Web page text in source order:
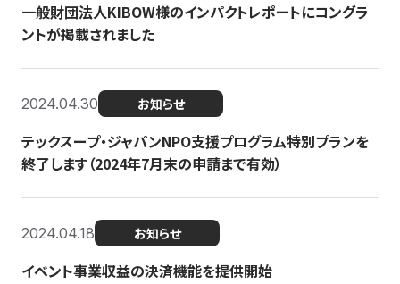
一般財団法人KIBOW様のインパクトレポートにコングラ
ントが掲載されました
2024.04.30 お知らせ
テックスープ・ジャパンNPO支援プログラム特別プランを
終了します（2024年7月末の申請まで有効）
2024.04.18 お知らせ
イベント事業収益の決済機能を提供開始